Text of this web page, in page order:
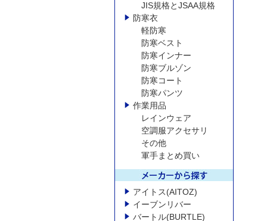
JIS規格とJSAA規格
防寒衣
軽防寒
防寒ベスト
防寒インナー
防寒ブルゾン
防寒コート
防寒パンツ
作業用品
レインウェア
空調服アクセサリ
その他
軍手まとめ買い
アイトス(AITOZ)
イーブンリバー
バートル(BURTLE)